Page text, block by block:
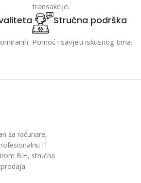
transakcije.
Stručna podrška
Pomoć i savjeti iskusnog tima.
za računare,
IT
BiH, stručna